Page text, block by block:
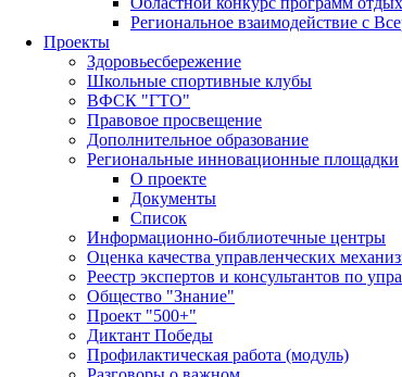
Региональное взаимодействие с
Проекты
Здоровьесбережение
Школьные спортивные клубы
ВФСК "ГТО"
Правовое просвещение
Дополнительное образование
Региональные инновационные площадки
О проекте
Документы
Список
Информационно-библиотечные центры
Оценка качества управленческих
Реестр экспертов и консультантов по
Общество "Знание"
Проект "500+"
Диктант Победы
Профилактическая работа (модуль)